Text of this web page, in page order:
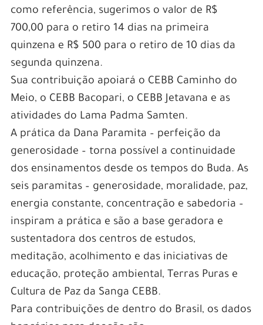
como referência, sugerimos o valor de R$
700,00 para o retiro 14 dias na primeira
quinzena e R$ 500 para o retiro de 10 dias da
segunda quinzena.
Sua contribuição apoiará o CEBB Caminho do
Meio, o CEBB Bacopari, o CEBB Jetavana e as
atividades do Lama Padma Samten.
A prática da Dana Paramita – perfeição da
generosidade – torna possível a continuidade
dos ensinamentos desde os tempos do Buda. As
seis paramitas – generosidade, moralidade, paz,
energia constante, concentração e sabedoria –
inspiram a prática e são a base geradora e
sustentadora dos centros de estudos,
meditação, acolhimento e das iniciativas de
educação, proteção ambiental, Terras Puras e
Cultura de Paz da Sanga CEBB.
Para contribuições de dentro do Brasil, os dados